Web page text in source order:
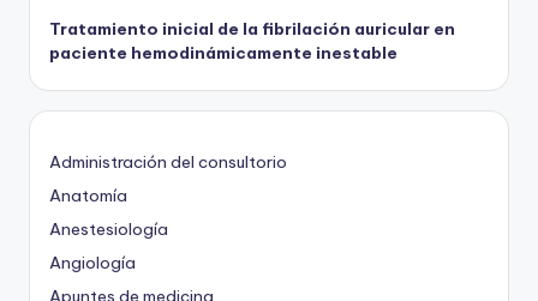
Tratamiento inicial de la fibrilación auricular en
paciente hemodinámicamente inestable
Administración del consultorio
Anatomía
Anestesiología
Angiología
Apuntes de medicina